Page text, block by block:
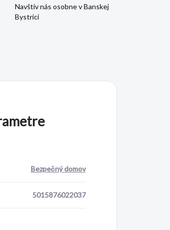
Navštív nás osobne v Banskej
Bystrici
Bezpečný domov
5015876022037